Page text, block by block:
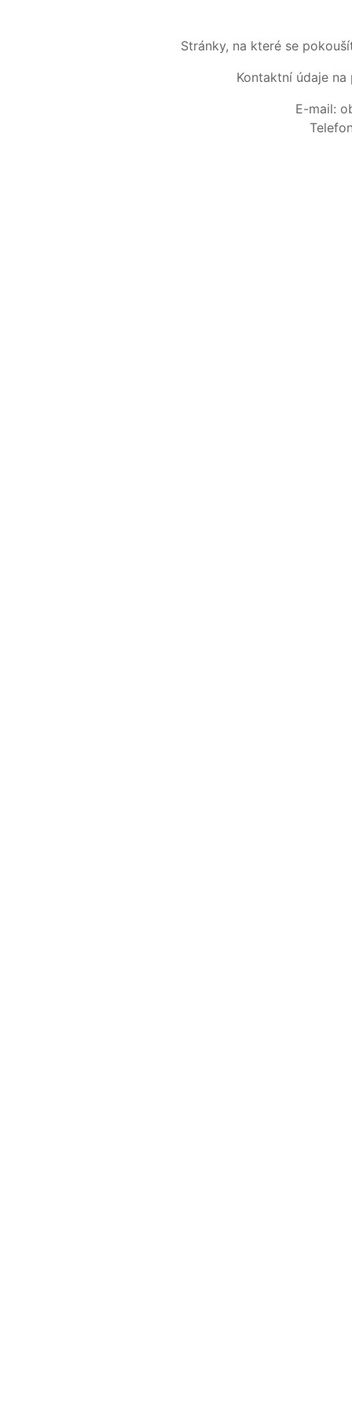
Stránky, na které se
Kontaktní údaje
E-mail: